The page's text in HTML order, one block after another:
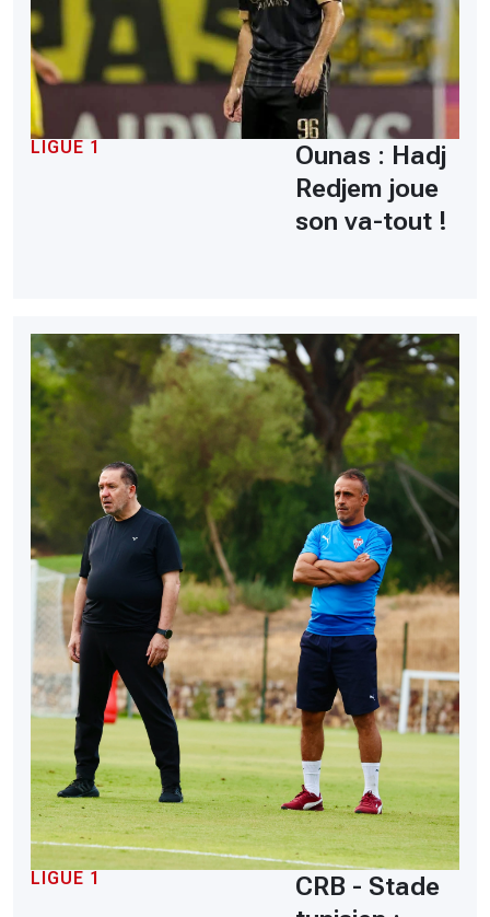
LIGUE 1
Ounas : Hadj
Redjem joue
son va-tout !
LIGUE 1
CRB - Stade